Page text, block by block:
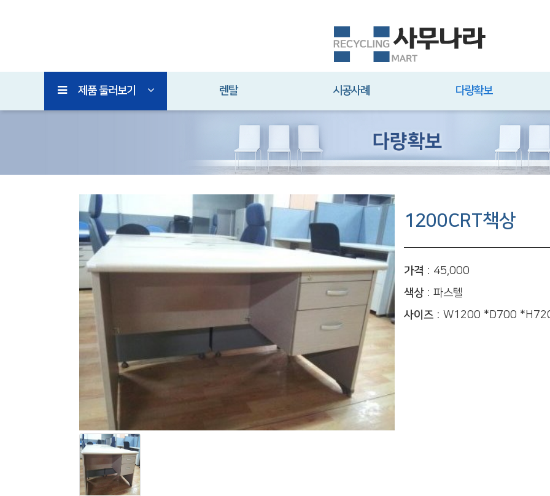
제품 둘러보기 렌탈 시공사례 다량확보
1200CRT책상
가격 : 45,000
색상 : 파스텔
사이즈 : W1200 *D700